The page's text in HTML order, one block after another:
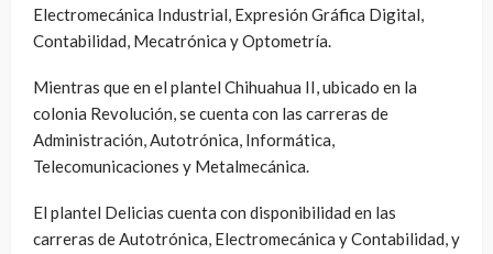
Electromecánica Industrial, Expresión Gráfica Digital,
Contabilidad, Mecatrónica y Optometría.
Mientras que en el plantel Chihuahua II, ubicado en la
colonia Revolución, se cuenta con las carreras de
Administración, Autotrónica, Informática,
Telecomunicaciones y Metalmecánica.
El plantel Delicias cuenta con disponibilidad en las
carreras de Autotrónica, Electromecánica y Contabilidad, y